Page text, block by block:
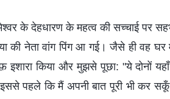
के देहधारण के महत्व की सच्चाई पर
की नेता वांग पिंग आ गई। जैसे ही वह घर
इशारा किया और मुझसे पूछा: "ये दोनों
पहले कि मैं अपनी बात पूरी भी कर